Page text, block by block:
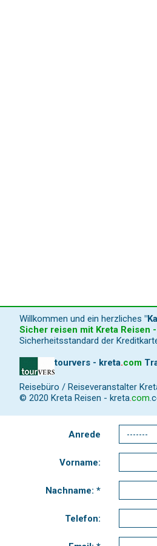
Zögern Sie nicht, uns für ein
Willkommen und ein herzliches
Sicher reisen mit Kreta Reisen -
Sicherheitsstandard der
tourvers - kreta.com
Reisebüro / Reiseveranstalter
© 2020 Kreta Reisen - kreta.com
Anrede
Vorname:
Nachname: *
Telefon: